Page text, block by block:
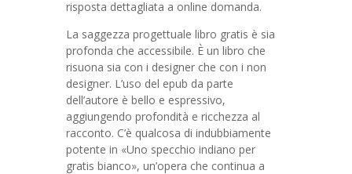
risposta dettagliata a online domanda.
La saggezza progettuale libro gratis è sia
profonda che accessibile. È un libro che
risuona sia con i designer che con i non
designer. L’uso del epub da parte
dell’autore è bello e espressivo,
aggiungendo profondità e ricchezza al
racconto. C’è qualcosa di indubbiamente
potente in «Uno specchio indiano per
gratis bianco», un’opera che continua a